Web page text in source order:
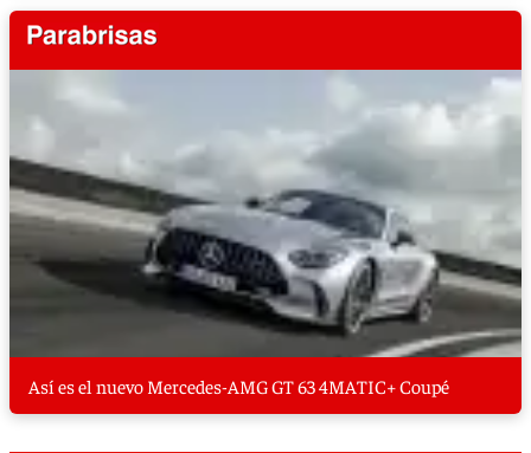
Así es el nuevo Mercedes-AMG GT 63 4MATIC+ Coupé